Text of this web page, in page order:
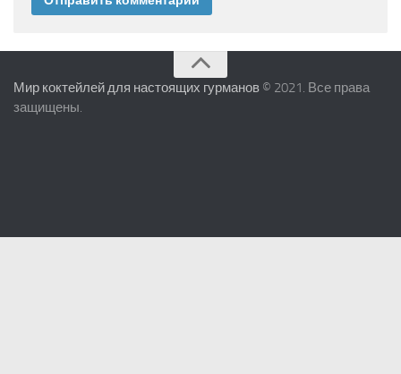
Мир коктейлей для настоящих гурманов © 2021. Все права
защищены.